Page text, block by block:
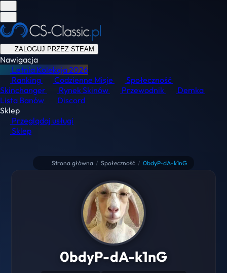
ZALOGUJ PRZEZ STEAM
Nawigacja
Letnia Kolekcja2026
Ranking
Codzienne Misje
Społeczność
Skinchanger
Rynek Skinów Przewodnik
Demka
Lista Banów
Discord
Sklep
Przeglądaj usługi
Sklep
Strona główna / Społeczność / 0bdyP-dA-k1nG
0bdyP-dA-k1nG